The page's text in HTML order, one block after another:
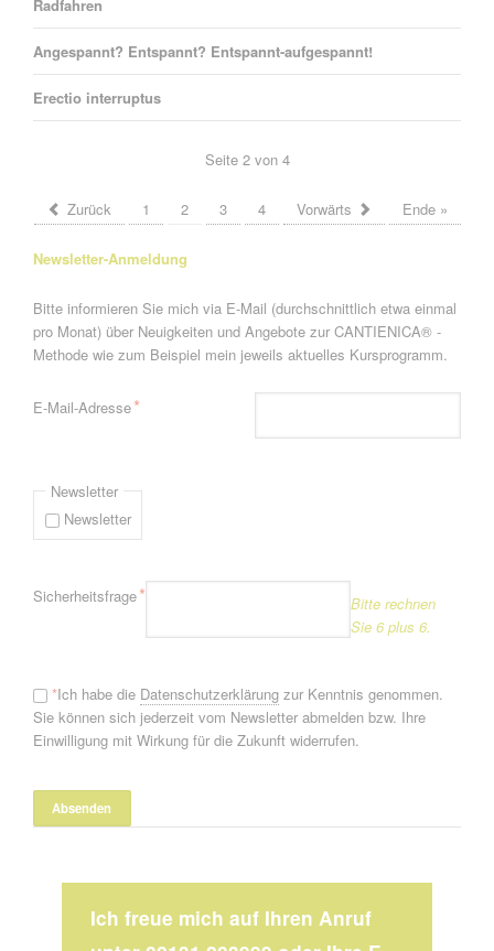
Radfahren
Angespannt? Entspannt? Entspannt-aufgespannt!
Erectio interruptus
Seite 2 von 4
Zurück 1 2 3 4 Vorwärts Ende »
Newsletter-Anmeldung
Bitte informieren Sie mich via E-Mail (durchschnittlich etwa einmal
pro Monat) über Neuigkeiten und Angebote zur CANTIENICA® -
Methode wie zum Beispiel mein jeweils aktuelles Kursprogramm.
Pflichtfeld
E-Mail-Adresse*
Newsletter
Newsletter
Pflichtfeld
Sicherheitsfrage*
Bitte rechnen
Sie 6 plus 6.
*Ich habe die Datenschutzerklärungzur Kenntnis genommen.
Sie können sich jederzeit vom Newsletter abmelden bzw. Ihre
Einwilligung mit Wirkung für die Zukunft widerrufen.
Ich freue mich auf Ihren Anruf